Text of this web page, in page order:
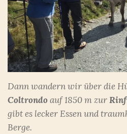
Dann wandern wir über die
Coltrondo auf 1850 m zur
gibt es lecker Essen und
Berge.